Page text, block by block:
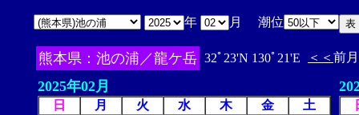
年 月 潮位
熊本県：池の浦／龍ケ岳 32ﾟ23'N 130ﾟ21'E ＜＜ 前月
2025年02月
日 月 火 水 木 金 土